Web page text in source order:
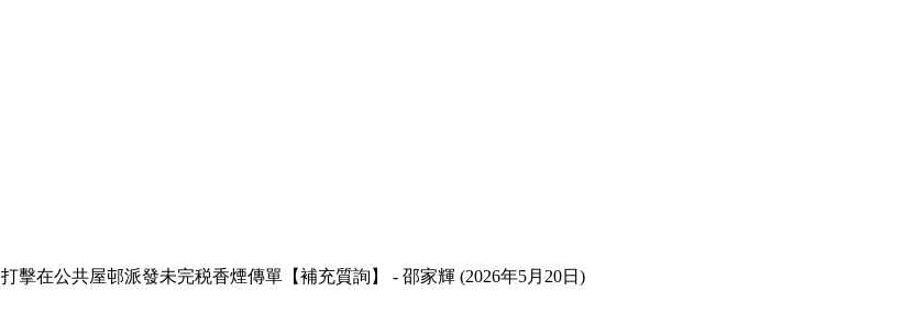
打擊在公共屋邨派發未完税香煙傳單【補充質詢】 - 邵家輝 (2026年5月20日)